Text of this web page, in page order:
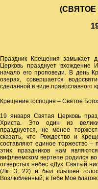
(СВЯТОЕ
Праздник Крещения замыкает
Церковь празднует
начало его проповеди. В день
озерах, совершается
сделанной в виде православного
Крещение господне – Святое
19 января Святая Церковь
Христа. Это один из
празднуется, не менее
сказать, что Рождество и
составляют единое торжество –
этих праздников нам
вифлеемском вертепе родился
отверстых небес «Дух Святый
(Лк. 3, 22) и был слышен
Возлюбленный; в Тебе Мое